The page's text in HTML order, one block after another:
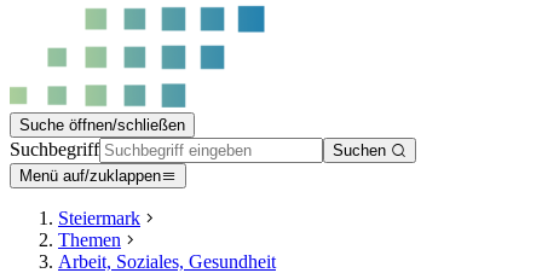
Suche öffnen/schließen
Suchbegriff
Suchen
Menü auf/zuklappen
Steiermark
Themen
Arbeit, Soziales, Gesundheit